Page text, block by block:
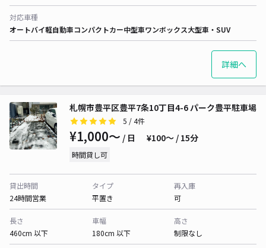
対応車種
オートバイ軽自動車コンパクトカー中型車ワンボックス大型車・SUV
詳細へ
札幌市豊平区豊平7条10丁目4-6 パーク豊平駐車場
5 / 4件
¥1,000〜 / 日 ¥100〜 / 15分
時間貸し可
貸出時間
24時間営業
タイプ
平置き
再入庫
可
長さ
460cm 以下
車幅
180cm 以下
高さ
制限なし